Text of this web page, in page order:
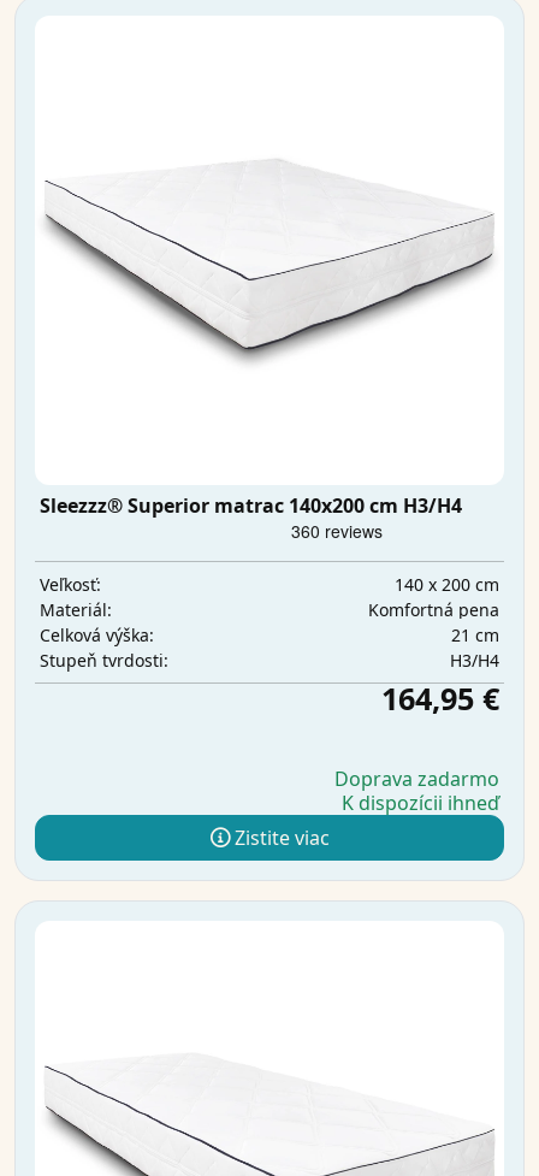
Sleezzz® Superior matrac 140x200 cm H3/H4
Veľkosť:
140 x 200 cm
Materiál:
Komfortná pena
Celková výška:
21 cm
Stupeň tvrdosti:
H3/H4
164,95 €
Doprava zadarmo
K dispozícii ihneď
Zistite viac